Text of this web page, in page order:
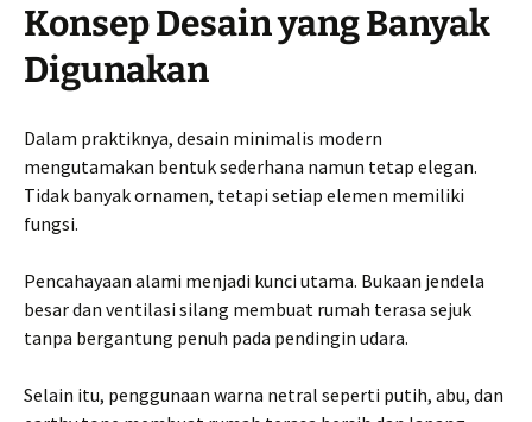
Konsep Desain yang Banyak
Digunakan
Dalam praktiknya, desain minimalis modern
mengutamakan bentuk sederhana namun tetap elegan.
Tidak banyak ornamen, tetapi setiap elemen memiliki
fungsi.
Pencahayaan alami menjadi kunci utama. Bukaan jendela
besar dan ventilasi silang membuat rumah terasa sejuk
tanpa bergantung penuh pada pendingin udara.
Selain itu, penggunaan warna netral seperti putih, abu, dan